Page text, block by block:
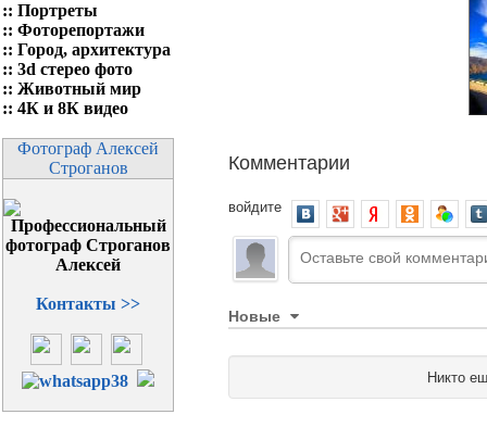
:: Портреты
:: Фоторепортажи
:: Город, архитектура
:: 3d стерео фото
:: Животный мир
:: 4К и 8К видео
Фотограф Алексей
Строганов
Контакты >>
Комментарии
войдите
Новые
Никто